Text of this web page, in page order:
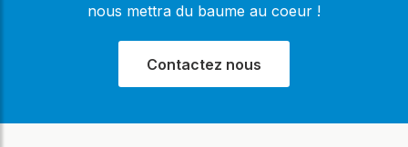
nous mettra du baume au coeur !
Contactez nous